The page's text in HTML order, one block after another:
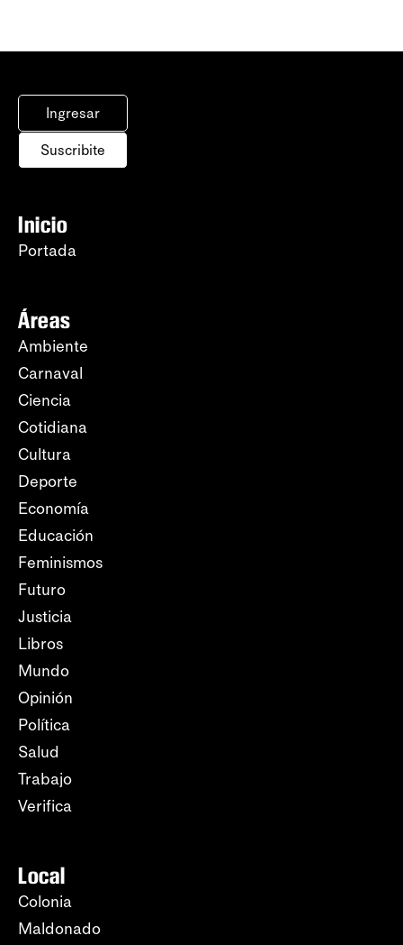
Ingresar
Suscribite
Inicio
Portada
Áreas
Ambiente
Carnaval
Ciencia
Cotidiana
Cultura
Deporte
Economía
Educación
Feminismos
Futuro
Justicia
Libros
Mundo
Opinión
Política
Salud
Trabajo
Verifica
Local
Colonia
Maldonado